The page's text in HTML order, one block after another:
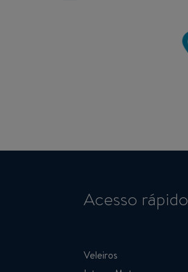
Acesso rápido
Veleiros